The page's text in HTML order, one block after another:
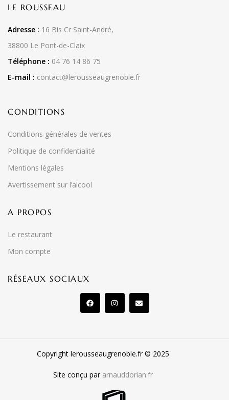
LE ROUSSEAU
Adresse : 16 Bis Cr Saint-André,
38800 Le Pont-de-Claix
Téléphone : 04 76 14 86 75
E-mail : contact@lerousseaugrenoble.fr
CONDITIONS
Conditions générales de ventes
Politique de confidentialité
Mentions légales
Avertissement sur l’alcool
A PROPOS
Le restaurant
Mon compte
RÉSEAUX SOCIAUX
Copyright lerousseaugrenoble.fr © 2025
Site conçu par arnauddorian.fr